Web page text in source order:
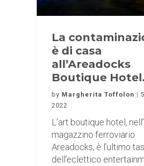
La
è di casa
all’Areadocks
Boutique Hotel.
by Margherita Toffolon
2022
L’art boutique hotel,
magazzino ferroviario
Areadocks, è l’ultimo
dell’eclettico